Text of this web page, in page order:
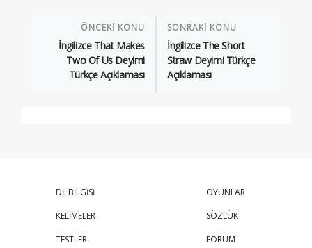
ÖNCEKİ KONU
İngilizce That Makes
Two Of Us Deyimi
Türkçe Açıklaması
SONRAKİ KONU
İngilizce The Short
Straw Deyimi Türkçe
Açıklaması
DİLBİLGİSİ
KELİMELER
TESTLER
OYUNLAR
SÖZLÜK
FORUM